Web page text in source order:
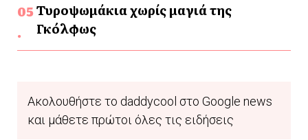
Τυροψωμάκια χωρίς μαγιά της
Γκόλφως
Ακολουθήστε το daddycool στο Google news
και μάθετε πρώτοι όλες τις ειδήσεις